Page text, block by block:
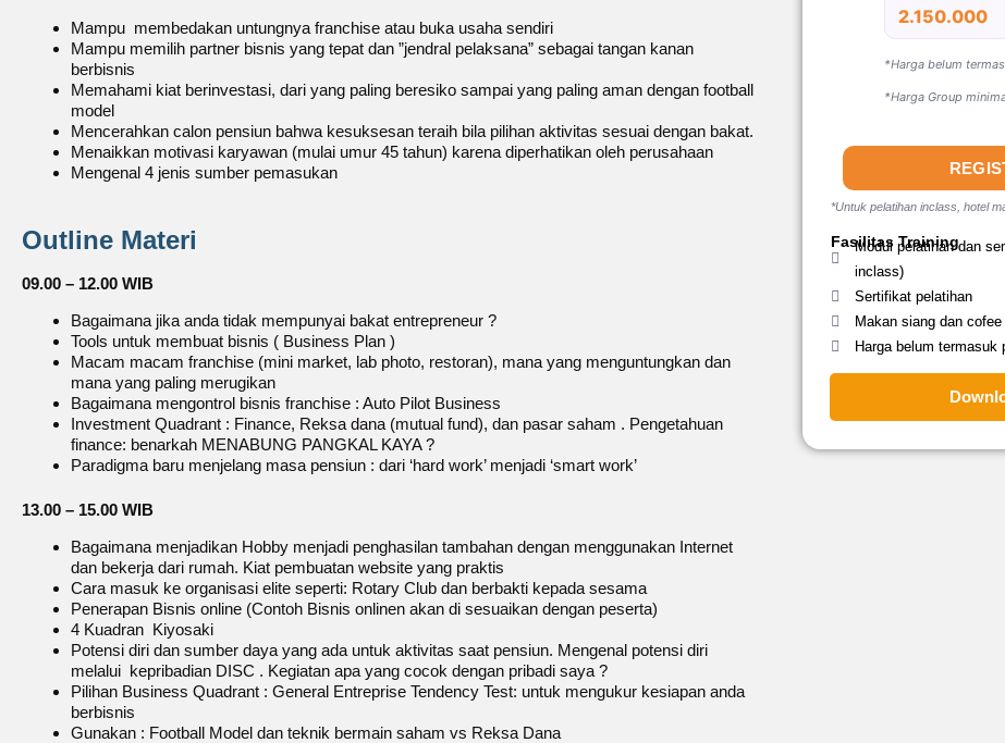
Mampu membedakan untungnya franchise atau buka usaha sendiri
Mampu memilih partner bisnis yang tepat dan ”jendral pelaksana” sebagai tangan kanan
berbisnis
Memahami kiat berinvestasi, dari yang paling beresiko sampai yang paling aman dengan football
model
Mencerahkan calon pensiun bahwa kesuksesan teraih bila pilihan aktivitas sesuai dengan bakat.
Menaikkan motivasi karyawan (mulai umur 45 tahun) karena diperhatikan oleh perusahaan
Mengenal 4 jenis sumber pemasukan
Outline Materi
09.00 – 12.00 WIB
Bagaimana jika anda tidak mempunyai bakat entrepreneur ?
Tools untuk membuat bisnis ( Business Plan )
Macam macam franchise (mini market, lab photo, restoran), mana yang menguntungkan dan
mana yang paling merugikan
Bagaimana mengontrol bisnis franchise : Auto Pilot Business
Investment Quadrant : Finance, Reksa dana (mutual fund), dan pasar saham . Pengetahuan
finance: benarkah MENABUNG PANGKAL KAYA ?
Paradigma baru menjelang masa pensiun : dari ‘hard work’ menjadi ‘smart work’
13.00 – 15.00 WIB
Bagaimana menjadikan Hobby menjadi penghasilan tambahan dengan menggunakan Internet
dan bekerja dari rumah. Kiat pembuatan website yang praktis
Cara masuk ke organisasi elite seperti: Rotary Club dan berbakti kepada sesama
Penerapan Bisnis online (Contoh Bisnis onlinen akan di sesuaikan dengan peserta)
4 Kuadran Kiyosaki
Potensi diri dan sumber daya yang ada untuk aktivitas saat pensiun. Mengenal potensi diri
melalui kepribadian DISC . Kegiatan apa yang cocok dengan pribadi saya ?
Pilihan Business Quadrant : General Entreprise Tendency Test: untuk mengukur kesiapan anda
berbisnis
Gunakan : Football Model dan teknik bermain saham vs Reksa Dana
2.150.000
*Harga belum
*Harga Group
*Untuk pelatihan inclass, hotel
Fasilitas Training
Modul pelatihan dan
inclass)
Sertifikat pelatihan
Makan siang dan
Harga belum termasuk